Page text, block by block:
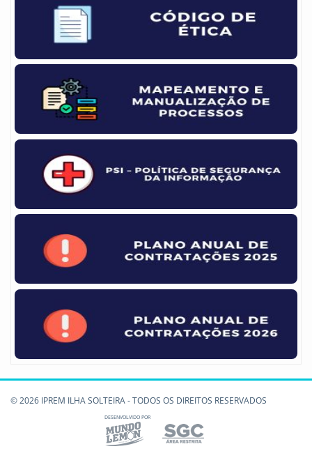
© 2026 IPREM ILHA SOLTEIRA - TODOS OS DIREITOS RESERVADOS
DESENVOLVIDO POR